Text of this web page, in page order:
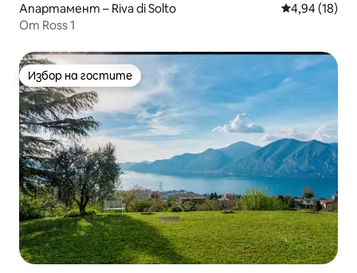
Апартамент – Riva di Solto Средна
4,94 (18)
От Ross 1
Избор на гостите
Избор на гостите